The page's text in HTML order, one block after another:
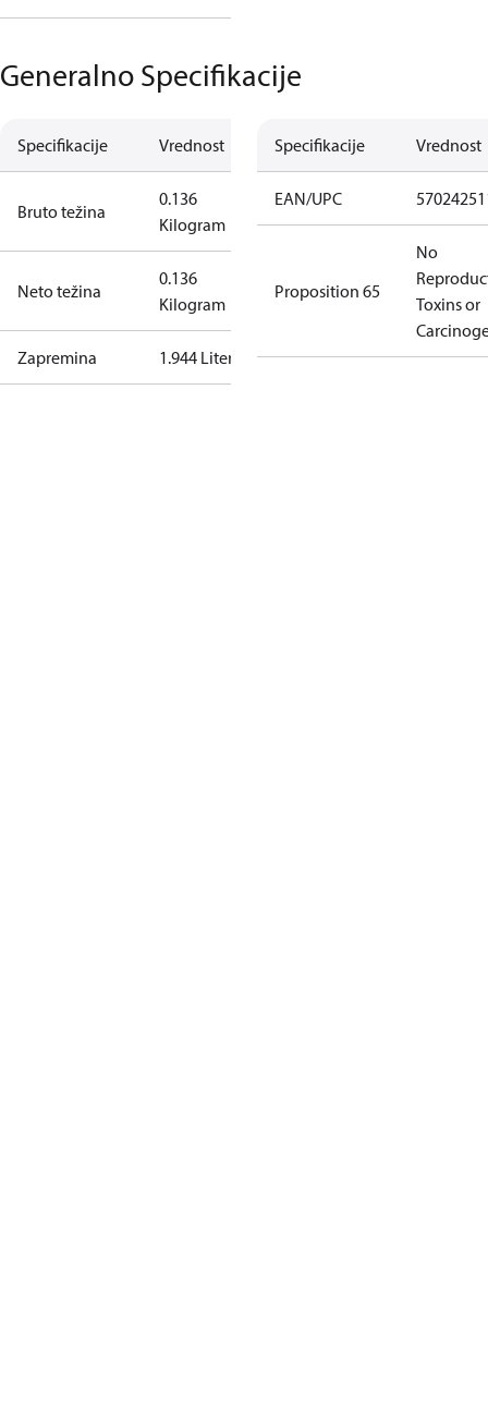
Generalno Specifikacije
Specifikacije Vrednost
Bruto težina
0.136
Kilogram
Neto težina
0.136
Kilogram
Zapremina 1.944 Liter
Specifikacije Vrednost
EAN/UPC
Proposition 65
No
Toxins or